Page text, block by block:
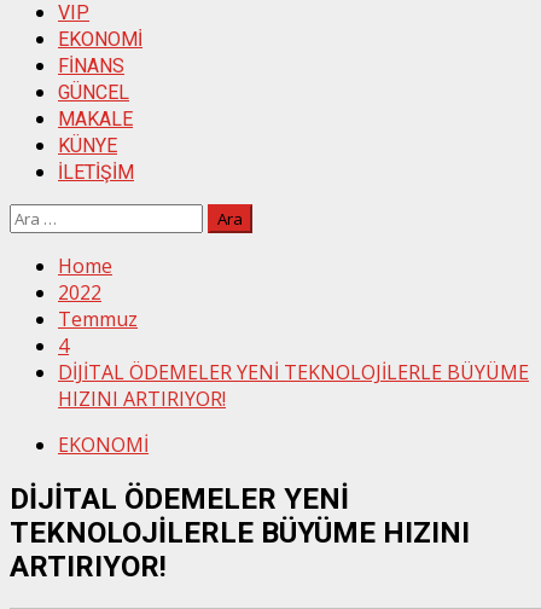
VIP
EKONOMİ
FİNANS
GÜNCEL
MAKALE
KÜNYE
İLETİŞİM
Arama:
Home
2022
Temmuz
4
DİJİTAL ÖDEMELER YENİ TEKNOLOJİLERLE BÜYÜME
HIZINI ARTIRIYOR!
EKONOMİ
DİJİTAL ÖDEMELER YENİ
TEKNOLOJİLERLE BÜYÜME HIZINI
ARTIRIYOR!